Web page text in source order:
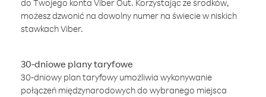
do Twojego konta Viber Out. Korzystając ze środków,
możesz dzwonić na dowolny numer na świecie w niskich
stawkach Viber.
30-dniowe plany taryfowe
30-dniowy plan taryfowy umożliwia wykonywanie
połączeń międzynarodowych do wybranego miejsca